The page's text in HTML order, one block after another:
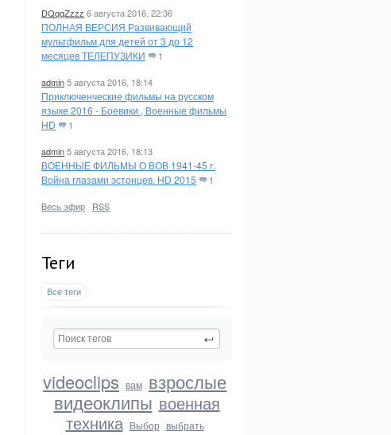
DQqqZzzz 6 августа 2016, 22:36
ПОЛНАЯ ВЕРСИЯ Развивающий
мультфильм для детей от 3 до 12
месяцев ТЕЛЕПУЗИКИ
1
admin5 августа 2016, 18:14
Приключенческие фильмы на русском
языке 2016 - Боевики , Военные фильмы
HD
1
admin5 августа 2016, 18:13
ВОЕННЫЕ ФИЛЬМЫ О ВОВ 1941-45 г.
Война глазами эстонцев. HD 2015
1
Весь эфир · RSS
Теги
Все теги
videoclips вам взрослые
видеоклипы военная
техника Выбор выбрать